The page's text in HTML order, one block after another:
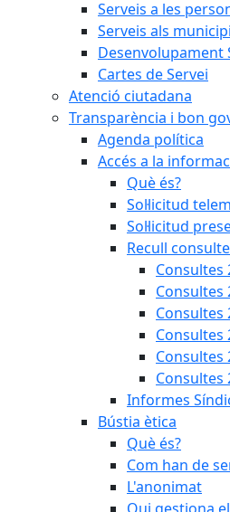
Serveis a les
Serveis als
Desenvolupament
Cartes de Servei
Atenció ciutadana
Transparència i bon
Agenda política
Accés a la
Què és?
Sol·licitud
Sol·licitud
Recull
Consultes
Consultes
Consultes
Consultes
Consultes
Consultes
Informes
Bústia ètica
Què és?
Com han de
L'anonimat